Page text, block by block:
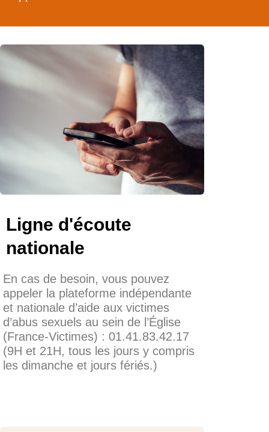
Ligne d'écoute
nationale
En cas de besoin, vous pouvez
appeler la plateforme indépendante
et nationale d’aide aux victimes
d’abus sexuels au sein de l’Église
(France-Victimes) : 01.41.83.42.17
(9H et 21H, tous les jours y compris
les dimanche et jours fériés.)